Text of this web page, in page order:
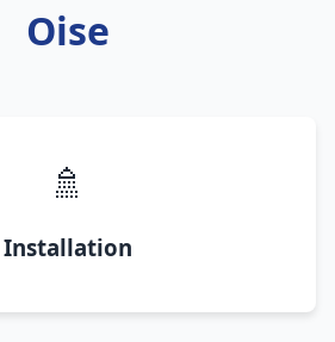
Oise
🚿
Installation